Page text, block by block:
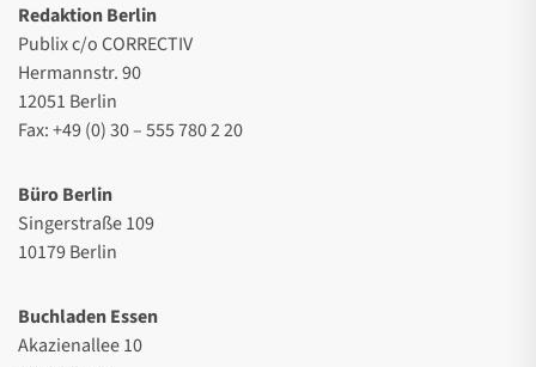
Redaktion Berlin
Publix c/o CORRECTIV
Hermannstr. 90
12051 Berlin
Fax: +49 (0) 30 – 555 780 2 20
Büro Berlin
Singerstraße 109
10179 Berlin
Buchladen Essen
Akazienallee 10